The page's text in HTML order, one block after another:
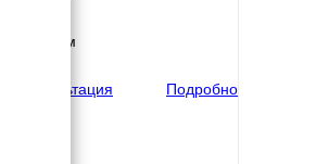
1500 мм
Консультация
Подробно